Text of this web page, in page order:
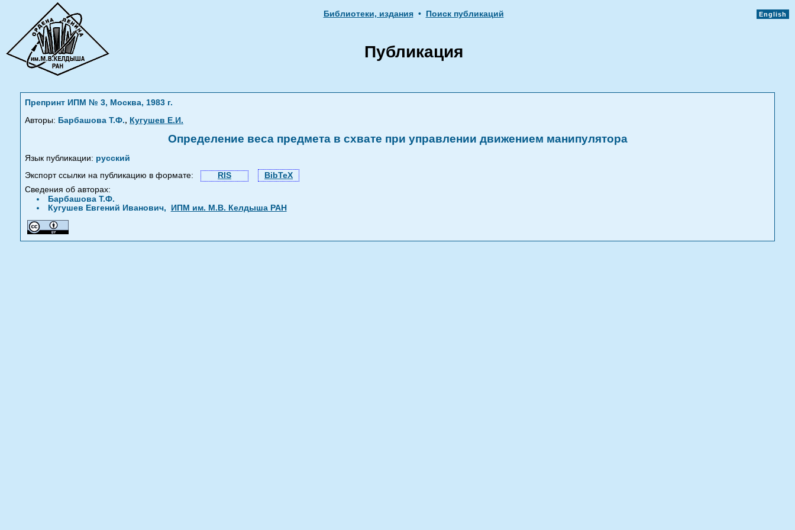
Библиотеки, издания • Поиск публикаций English
Публикация
Препринт ИПМ № 3, Москва, 1983 г.
Авторы: Барбашова Т.Ф., Кугушев Е.И.
Определение веса предмета в схвате при управлении движением манипулятора
Язык публикации: русский
Экспорт ссылки на публикацию в формате:
RIS
BibTeX
Сведения об авторах:
Барбашова Т.Ф.
Кугушев Евгений Иванович,
ИПМ им. М.В. Келдыша РАН